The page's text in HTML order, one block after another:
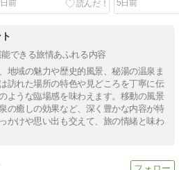
前 5日前
できる旅情あふれる内容
地域の魅力や歴史的風景、秘湯の温泉ま
訪れた場所の特色や見どころを丁寧に伝
ような臨場感を味わえます。移動の風景
の癒しの効果など、深く豊かな内容が特
かけや思い出も交えて、旅の情緒と味わ